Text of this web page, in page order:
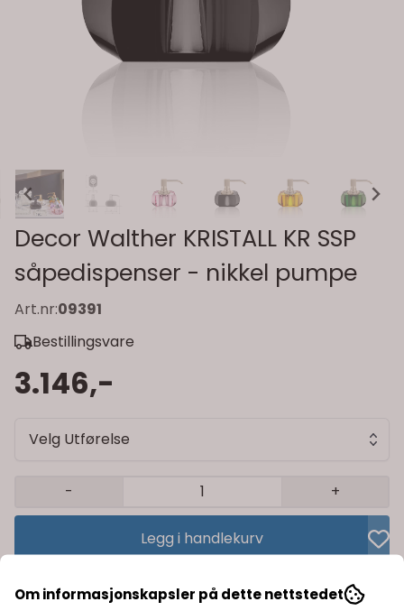
Decor Walther KRISTALL KR SSP
såpedispenser - nikkel pumpe
Art.nr:09391
Bestillingsvare
3.146,-
Velg Utførelse
- +
Legg i handlekurv
Trygg handel med Klarna/Vipps
Om informasjonskapsler på dette nettstedet